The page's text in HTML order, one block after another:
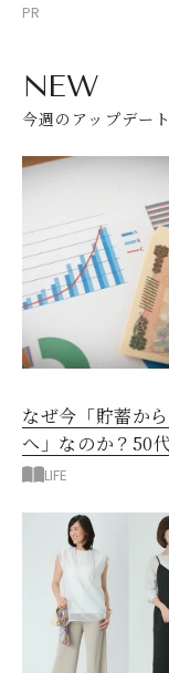
PR
NEW
今週のアップデート
なぜ今「貯蓄か
へ」なのか？50
べきお金の新常識
LIFE